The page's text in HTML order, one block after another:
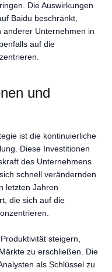
Die Auswirkungen
Baidu beschränkt,
Unternehmen in
auf die
und
ist die kontinuierliche
Diese Investitionen
des Unternehmens
schnell verändernden
letzten Jahren
die sich auf die
steigern,
zu erschließen. Die
als Schlüssel zu